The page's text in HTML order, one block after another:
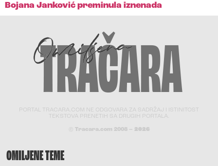
Bojana Janković preminula iznenada
PORTAL TRACARA.COM NE ODGOVARA ZA SADRŽAJ I ISTINITOST
TEKSTOVA PRENETIH SA DRUGIH PORTALA.
© Tracara.com 2008 – 2026
OMILJENE TEME